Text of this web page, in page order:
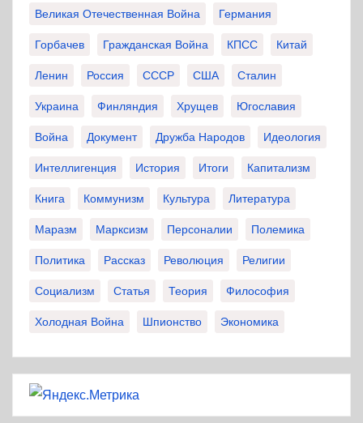
Великая Отечественная Война Германия
Горбачев Гражданская Война КПСС Китай
Ленин Россия СССР США Сталин
Украина Финляндия Хрущев Югославия
Война Документ Дружба Народов Идеология
Интеллигенция История Итоги Капитализм
Книга Коммунизм Культура Литература
Маразм Марксизм Персоналии Полемика
Политика Рассказ Революция Религии
Социализм Статья Теория Философия
Холодная Война Шпионство Экономика